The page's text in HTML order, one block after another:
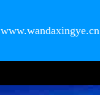
www.wandaxingye.cn